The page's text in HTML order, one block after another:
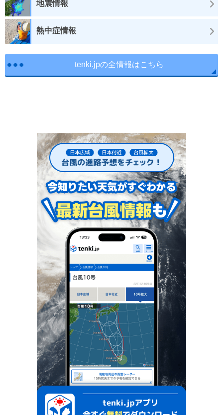
地震情報
熱中症情報
tenki.jpの全情報はこちら